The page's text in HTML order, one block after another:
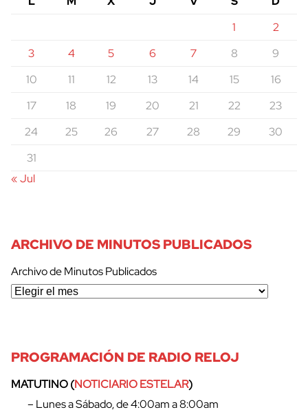
1
2
3
4 5 6 7 8
9
10
11 12 13 14 15
16
17
18 19 20 21 22
23
24
25 26 27 28 29
30
31
« Jul
ARCHIVO DE MINUTOS PUBLICADOS
Archivo de Minutos Publicados
PROGRAMACIÓN DE RADIO RELOJ
MATUTINO (NOTICIARIO ESTELAR)
– Lunes a Sábado, de 4:00am a 8:00am